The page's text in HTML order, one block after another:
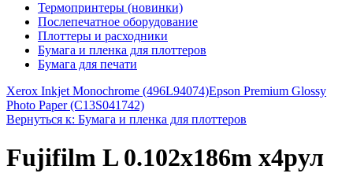
Термопринтеры (новинки)
Послепечатное оборудование
Плоттеры и расходники
Бумага и пленка для плоттеров
Бумага для печати
Xerox Inkjet Monochrome (496L94074)Epson Premium Glossy
Photo Paper (C13S041742)
Вернуться к: Бумага и пленка для плоттеров
Fujifilm L 0.102x186m х4рул